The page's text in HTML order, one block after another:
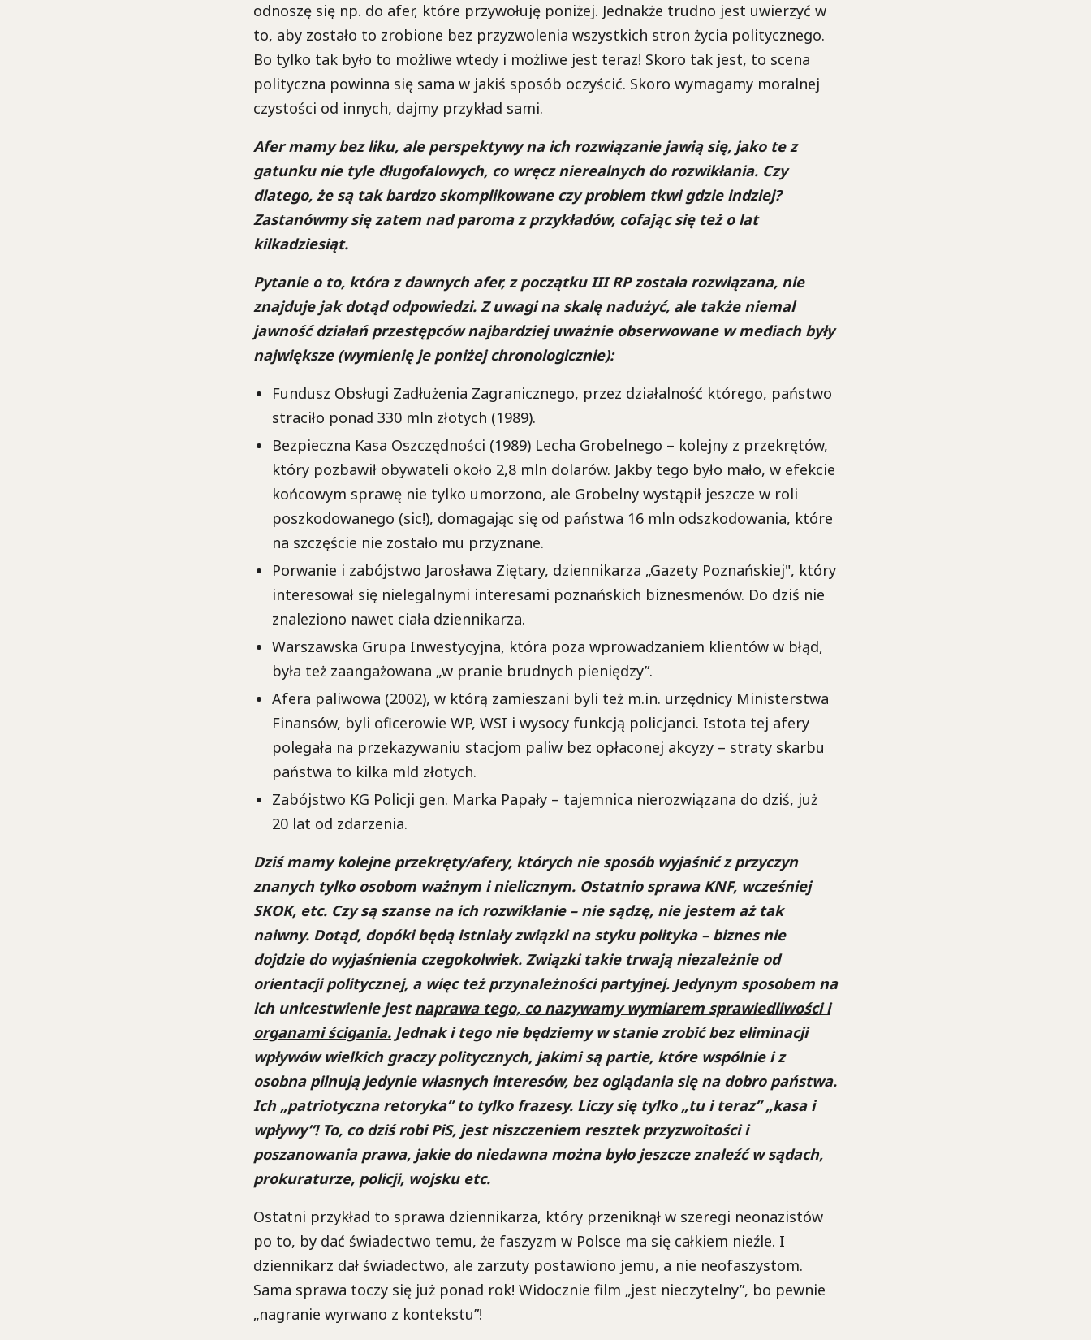
odnoszę się np. do afer, które przywołuję poniżej. Jednakże trudno jest uwierzyć w
to, aby zostało to zrobione bez przyzwolenia wszystkich stron życia politycznego.
Bo tylko tak było to możliwe wtedy i możliwe jest teraz! Skoro tak jest, to scena
polityczna powinna się sama w jakiś sposób oczyścić. Skoro wymagamy moralnej
czystości od innych, dajmy przykład sami.
Afer mamy bez liku, ale perspektywy na ich rozwiązanie jawią się, jako te z
gatunku nie tyle długofalowych, co wręcz nierealnych do rozwikłania. Czy
dlatego, że są tak bardzo skomplikowane czy problem tkwi gdzie indziej?
Zastanówmy się zatem nad paroma z przykładów, cofając się też o lat
kilkadziesiąt.
Pytanie o to, która z dawnych afer, z początku III RP została rozwiązana, nie
znajduje jak dotąd odpowiedzi. Z uwagi na skalę nadużyć, ale także niemal
jawność działań przestępców najbardziej uważnie obserwowane w mediach były
największe (wymienię je poniżej chronologicznie):
Fundusz Obsługi Zadłużenia Zagranicznego, przez działalność którego, państwo
straciło ponad 330 mln złotych (1989).
Bezpieczna Kasa Oszczędności (1989) Lecha Grobelnego – kolejny z przekrętów,
który pozbawił obywateli około 2,8 mln dolarów. Jakby tego było mało, w efekcie
końcowym sprawę nie tylko umorzono, ale Grobelny wystąpił jeszcze w roli
poszkodowanego (sic!), domagając się od państwa 16 mln odszkodowania, które
na szczęście nie zostało mu przyznane.
Porwanie i zabójstwo Jarosława Ziętary, dziennikarza „Gazety Poznańskiej", który
interesował się nielegalnymi interesami poznańskich biznesmenów. Do dziś nie
znaleziono nawet ciała dziennikarza.
Warszawska Grupa Inwestycyjna, która poza wprowadzaniem klientów w błąd,
była też zaangażowana „w pranie brudnych pieniędzy”.
Afera paliwowa (2002), w którą zamieszani byli też m.in. urzędnicy Ministerstwa
Finansów, byli oficerowie WP, WSI i wysocy funkcją policjanci. Istota tej afery
polegała na przekazywaniu stacjom paliw bez opłaconej akcyzy – straty skarbu
państwa to kilka mld złotych.
Zabójstwo KG Policji gen. Marka Papały – tajemnica nierozwiązana do dziś, już
20 lat od zdarzenia.
Dziś mamy kolejne przekręty/afery, których nie sposób wyjaśnić z przyczyn
znanych tylko osobom ważnym i nielicznym. Ostatnio sprawa KNF, wcześniej
SKOK, etc. Czy są szanse na ich rozwikłanie – nie sądzę, nie jestem aż tak
naiwny. Dotąd, dopóki będą istniały związki na styku polityka – biznes nie
dojdzie do wyjaśnienia czegokolwiek. Związki takie trwają niezależnie od
orientacji politycznej, a więc też przynależności partyjnej. Jedynym sposobem na
ich unicestwienie jestnaprawa tego, co nazywamy wymiarem sprawiedliwości i
organami ścigania. Jednak i tego nie będziemy w stanie zrobić bez eliminacji
wpływów wielkich graczy politycznych, jakimi są partie, które wspólnie i z
osobna pilnują jedynie własnych interesów, bez oglądania się na dobro państwa.
Ich „patriotyczna retoryka” to tylko frazesy. Liczy się tylko „tu i teraz” „kasa i
wpływy”! To, co dziś robi PiS, jest niszczeniem resztek przyzwoitości i
poszanowania prawa, jakie do niedawna można było jeszcze znaleźć w sądach,
prokuraturze, policji, wojsku etc.
Ostatni przykład to sprawa dziennikarza, który przeniknął w szeregi neonazistów
po to, by dać świadectwo temu, że faszyzm w Polsce ma się całkiem nieźle. I
dziennikarz dał świadectwo, ale zarzuty postawiono jemu, a nie neofaszystom.
Sama sprawa toczy się już ponad rok! Widocznie film „jest nieczytelny”, bo pewnie
„nagranie wyrwano z kontekstu”!